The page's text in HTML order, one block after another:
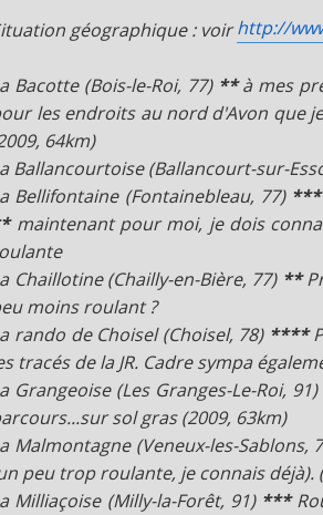
géographique : voirhttp://
Bacotte (Bois-le-Roi, 77) **à mes
les endroits au nord d'Avon que
64km)
Ballancourtoise (Ballancourt-sur-
Bellifontaine (Fontainebleau, 77) ***
maintenant pour moi, je dois
Chaillotine (Chailly-en-Bière, 77) **
moins roulant ?
rando de Choisel (Choisel, 78) ****
tracés de la JR. Cadre sympa
Grangeoise (Les Granges-Le-Roi, 91)
sol gras (2009, 63km)
Malmontagne (Veneux-les-Sablons,
peu trop roulante, je connais déjà).
Milliaçoise (Milly-la-Forêt, 91) ***